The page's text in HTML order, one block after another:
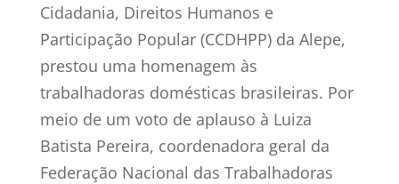
Cidadania, Direitos Humanos e
Participação Popular (CCDHPP) da Alepe,
prestou uma homenagem às
trabalhadoras domésticas brasileiras. Por
meio de um voto de aplauso à Luiza
Batista Pereira, coordenadora geral da
Federação Nacional das Trabalhadoras